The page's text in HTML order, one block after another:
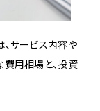
サービス内容や
費用相場と、投資